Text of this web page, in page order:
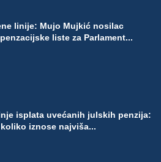
linije: Mujo Mujkić nosilac
liste za Parlament...
isplata uvećanih julskih penzija:
iznose najviša...